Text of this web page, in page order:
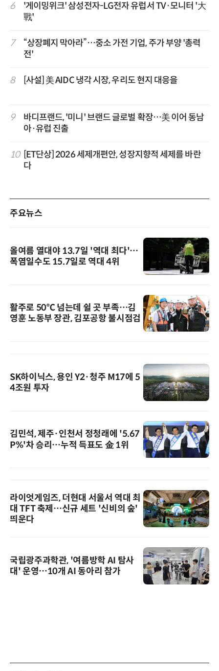
6
'게이밍위크' 삼성전자-LG전자 유럽서 TV·모니터 '大
戰'
7
“상장폐지 막아라”…중소 가전 기업, 주가 부양 '총력
전'
8 [사설] 美 AIDC 냉각 시장, 우리도 현지 대응을
9
바디프랜드, '미니' 브랜드 글로벌 확장…美 이어 동남
아·유럽 진출
10
[ET단상] 2026 세제개편안, 성장지향적 세제를 바란
다
주요뉴스
올여름 열대야 13.7일 '역대 최다'…
폭염일수도 15.7일로 역대 4위
활주로 50℃ 넘는데 쉴 곳 부족…김
영훈 노동부 장관, 김포공항 불시점검
SK하이닉스, 용인 Y2·청주 M17에 5
4조원 투자
김민석, 제주·인천서 정청래에 '5.67
P%'차 승리…누적 득표도 金 1위
라이엇게임즈, 더현대 서울서 역대 최
대 TFT 축제…신규 세트 '신비의 숲'
띄운다
국립광주과학관, '여름방학 AI 탐사
대' 운영…10개 AI 동아리 참가